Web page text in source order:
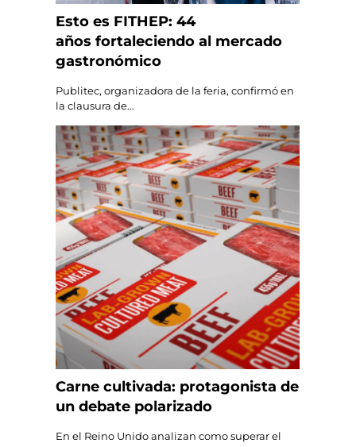
Esto es FITHEP: 44
años fortaleciendo al mercado
gastronómico
Publitec, organizadora de la feria, confirmó en
la clausura de...
Carne cultivada: protagonista de
un debate polarizado
En el Reino Unido analizan como superar el